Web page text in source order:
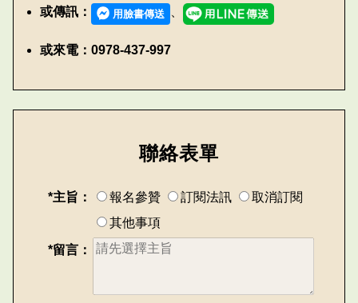
或傳訊： 用臉書傳送
或來電：0978-437-997
聯絡表單
*主旨： 報名參贊 訂閱法訊
取消訂閱
其他事項
*留言：